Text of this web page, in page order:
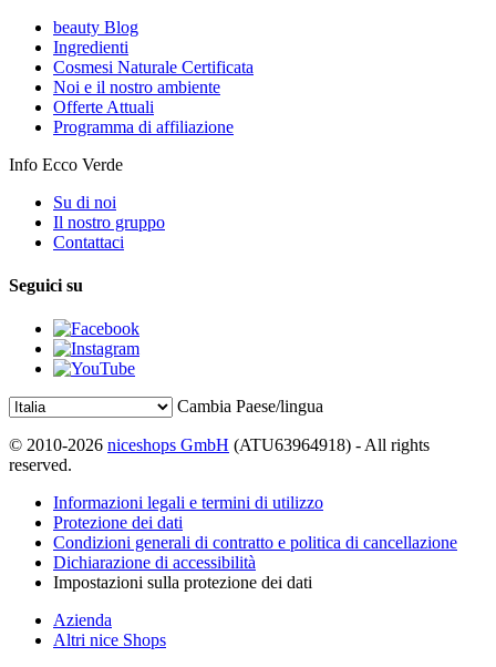
beauty Blog
Ingredienti
Cosmesi Naturale Certificata
Noi e il nostro ambiente
Offerte Attuali
Programma di affiliazione
Info Ecco Verde
Su di noi
Il nostro gruppo
Contattaci
Seguici su
Cambia Paese/lingua
© 2010-2026 niceshops GmbH (ATU63964918) - All rights
reserved.
Informazioni legali e termini di utilizzo
Protezione dei dati
Condizioni generali di contratto e politica di cancellazione
Dichiarazione di accessibilità
Impostazioni sulla protezione dei dati
Azienda
Altri nice Shops